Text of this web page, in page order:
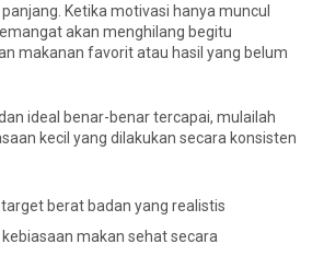
Ketika motivasi hanya muncul
akan menghilang begitu
makanan favorit atau hasil yang belum
ideal benar-benar tercapai, mulailah
kecil yang dilakukan secara konsisten
berat badan yang realistis
makan sehat secara